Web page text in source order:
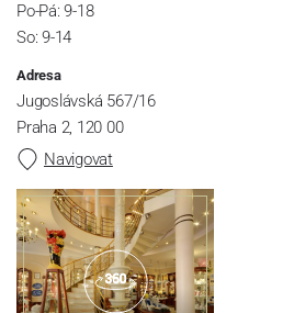
Po-Pá: 9-18
So: 9-14
Adresa
Jugoslávská 567/16
Praha 2, 120 00
Navigovat